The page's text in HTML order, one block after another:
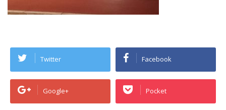
Twitter Facebook
Google+ Pocket